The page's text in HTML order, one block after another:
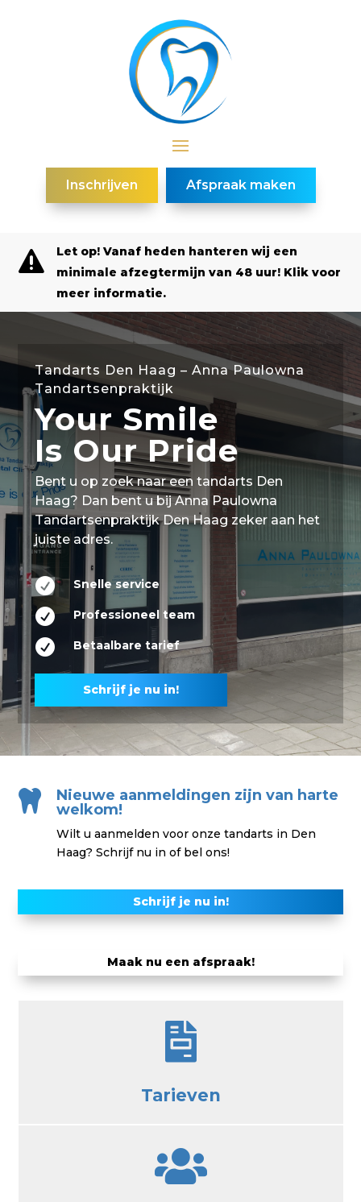
Inschrijven Afspraak maken

Let op! Vanaf heden hanteren wij een
minimale afzegtermijn van 48 uur! Klik voor
meer informatie.
Tandarts Den Haag – Anna Paulowna
Tandartsenpraktijk
Your Smile
Is Our Pride
Bent u op zoek naar een tandarts Den
Haag? Dan bent u bij Anna Paulowna
Tandartsenpraktijk Den Haag zeker aan het
juiste adres.
 Snelle service
 Professioneel team
 Betaalbare tarief
Schrijf je nu in!

Nieuwe aanmeldingen zijn van harte
welkom!
Wilt u aanmelden voor onze tandarts in Den
Haag? Schrijf nu in of bel ons!
Schrijf je nu in!
Maak nu een afspraak!

Tarieven
